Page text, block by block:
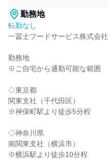
勤務地
転勤なし
一冨士フードサービス株式会社
勤務地
※ご自宅から通勤可能な範囲
◇東京都
関東支社（千代田区）
※神保町駅より徒歩5分程
◇神奈川県
南関東支社（横浜市）
※横浜駅より徒歩10分程